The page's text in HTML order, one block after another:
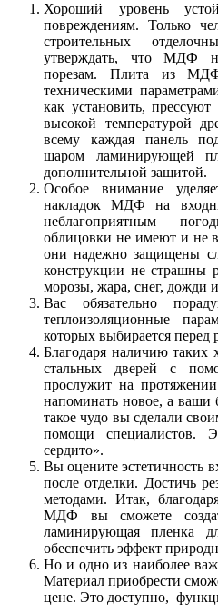
Хороший уровень
повреждениям. Только
строительных
утверждать, что МДФ
порезам. Плита из МДФ
техническими
как установить,
высокой температурой
всему каждая панель
шаром ламинирующей
дополнительной защитой.
Особое внимание
накладок МДФ на
неблагоприятным
облицовки не имеют и не
они надежно защищены
конструкции не страшны
морозы, жара, снег, дожди
Вас обязательно
теплоизоляционные
которых выбирается перед
Благодаря наличию таких
стальных дверей с
прослужит на
напоминать новое, а ваши
такое чудо вы сделали
помощи специалистов.
сердито».
Вы оцените эстетичность
после отделки. Достичь
методами. Итак,
МДФ вы сможете
ламинирующая пленка
обеспечить эффект
Но и одно из наиболее
Материал приобрести
цене. Это доступно,